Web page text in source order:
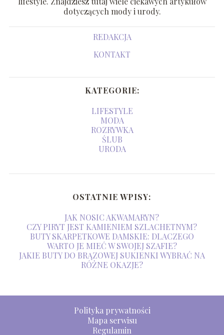
dotyczących mody i urody.
REDAKCJA
KONTAKT
KATEGORIE:
LIFESTYLE
MODA
ROZRYWKA
ŚLUB
URODA
OSTATNIE WPISY:
JAK NOSIC AKWAMARYN?
CZY PIRYT JEST KAMIENIEM SZLACHETNYM?
BUTY SKARPETKOWE DAMSKIE: DLACZEGO
WARTO JE MIEĆ W SWOJEJ SZAFIE?
JAKIE BUTY DO BRĄZOWEJ SUKIENKI WYBRAĆ NA
RÓŻNE OKAZJE?
Polityka prywatności
Mapa serwisu
Regulamin